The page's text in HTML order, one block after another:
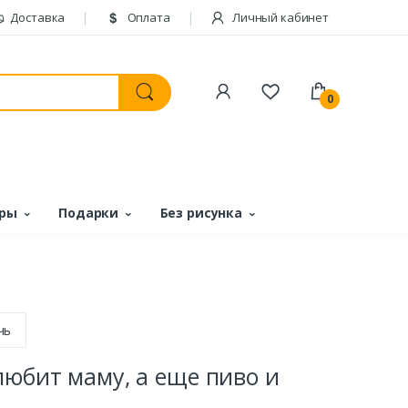
Доставка Оплата Личный кабинет
0
Подарки Без рисунка
маму, а еще пиво и